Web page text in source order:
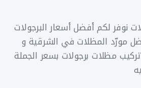
نوفر لكم أفضل أسعار البرجولات
مورّد المظلات في الشرقية و
مظلات برجولات بسعر الجملة